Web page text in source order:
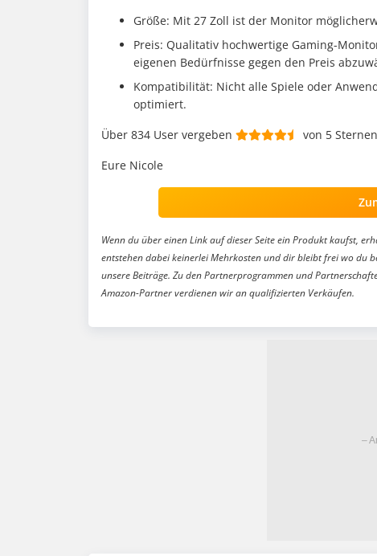
Größe: Mit 27 Zoll ist der Monitor
Preis: Qualitativ hochwertige Gaming-
eigenen Bedürfnisse gegen den Preis
Kompatibilität: Nicht alle Spiele oder
optimiert.
Über 834 User vergeben
von 5 Sternen
Eure Nicole
Wenn du über einen Link auf dieser Seite ein Produkt kaufst,
entstehen dabei keinerlei Mehrkosten und dir bleibt frei wo du
unsere Beiträge. Zu den Partnerprogrammen und
Amazon-Partner verdienen wir an qualifizierten Verkäufen.